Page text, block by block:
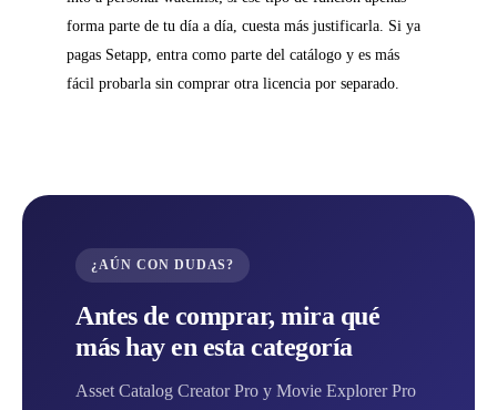
forma parte de tu día a día, cuesta más justificarla. Si ya
pagas Setapp, entra como parte del catálogo y es más
fácil probarla sin comprar otra licencia por separado.
¿AÚN CON DUDAS?
Antes de comprar, mira qué
más hay en esta categoría
Asset Catalog Creator Pro y Movie Explorer Pro